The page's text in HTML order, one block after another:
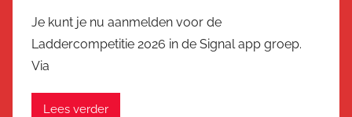
Je kunt je nu aanmelden voor de
Laddercompetitie 2026 in de Signal app groep.
Via
Lees verder